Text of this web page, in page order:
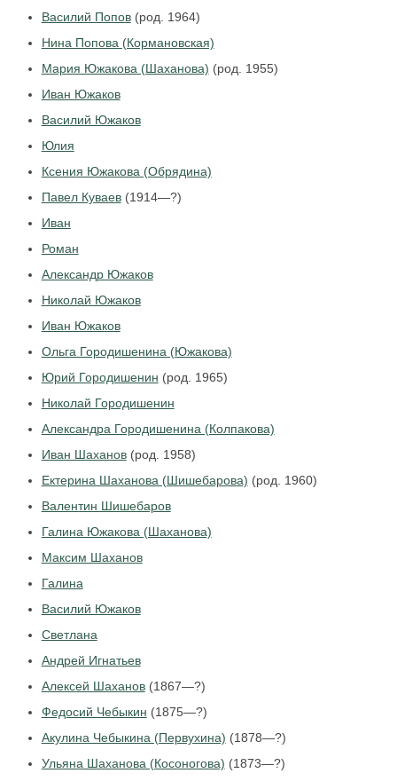
Василий Попов(род. 1964)
Нина Попова (Кормановская)
Мария Южакова (Шаханова) (род. 1955)
Иван Южаков
Василий Южаков
Юлия
Ксения Южакова (Обрядина)
Павел Куваев(1914—?)
Иван
Роман
Александр Южаков
Николай Южаков
Иван Южаков
Ольга Городишенина (Южакова)
Юрий Городишенин (род. 1965)
Николай Городишенин
Александра Городишенина (Колпакова)
Иван Шаханов(род. 1958)
Ектерина Шаханова (Шишебарова) (род. 1960)
Валентин Шишебаров
Галина Южакова (Шаханова)
Максим Шаханов
Галина
Василий Южаков
Светлана
Андрей Игнатьев
Алексей Шаханов(1867—?)
Федосий Чебыкин (1875—?)
Акулина Чебыкина (Первухина) (1878—?)
Ульяна Шаханова (Косоногова) (1873—?)